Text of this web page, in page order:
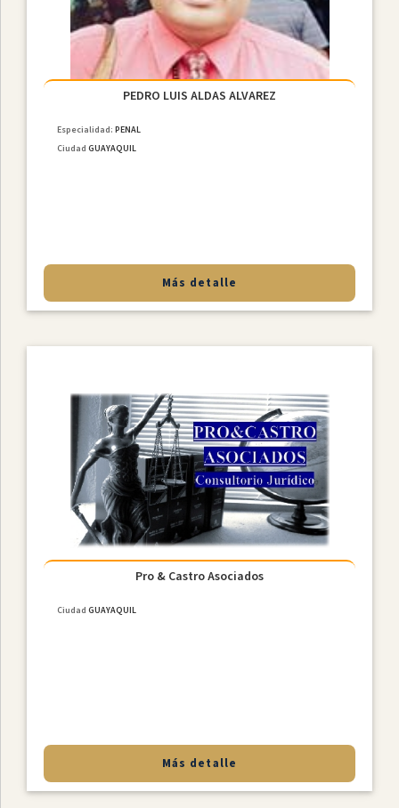
PEDRO LUIS ALDAS ALVAREZ
Especialidad:PENAL
Ciudad GUAYAQUIL
Más detalle
Pro & Castro Asociados
Ciudad GUAYAQUIL
Más detalle